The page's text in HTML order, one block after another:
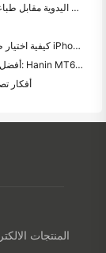
الكتابة اليدوية مقابل طباعة علامات الشحن: نصائح للشركات الصغيرة في عام 2026
كيفية اختيار طابعة صور جيب: دليل كامل لمستخدمي اليوميات والسفر و iPhone
أفضل طابعة محمولة بدون حبر للسفر والمدرسة والعمل المتنقل: Hanin MT620 Pro Review
أفكار
المنتجات